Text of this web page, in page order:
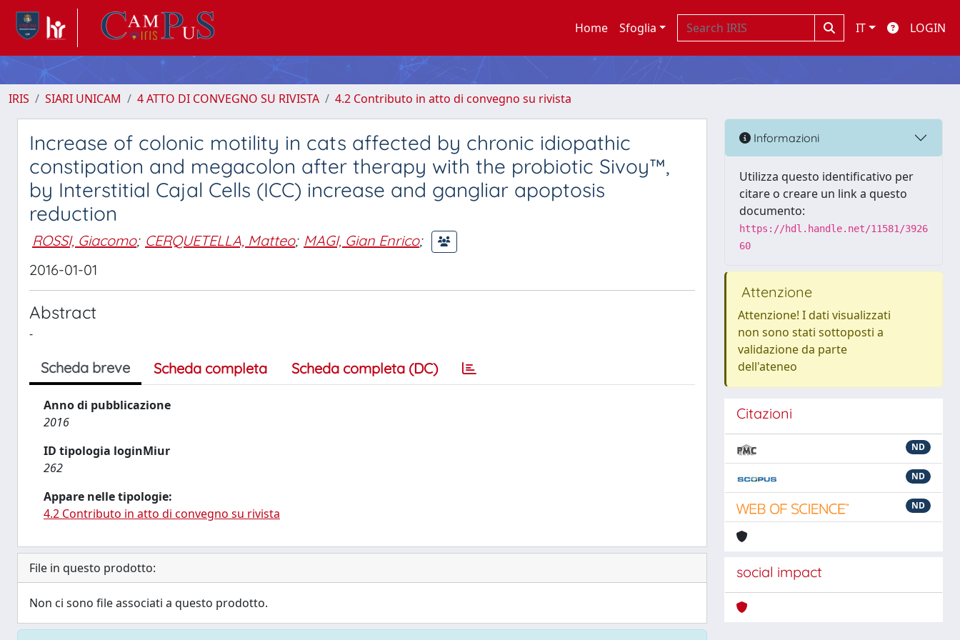
Home Sfoglia IT LOGIN
IRIS SIARI UNICAM 4 ATTO DI CONVEGNO SU RIVISTA 4.2 Contributo in atto di convegno su rivista
Increase of colonic motility in cats affected by chronic idiopathic
constipation and megacolon after therapy with the probiotic Sivoy™,
by Interstitial Cajal Cells (ICC) increase and gangliar apoptosis
reduction
ROSSI, Giacomo; CERQUETELLA, Matteo; MAGI, Gian Enrico;
2016-01-01
Abstract
-
Scheda breve Scheda completa Scheda completa (DC)
Anno di pubblicazione
2016
ID tipologia loginMiur
262
Appare nelle tipologie:
4.2 Contributo in atto di convegno su rivista
File in questo prodotto:
Non ci sono file associati a questo prodotto.
Informazioni
Utilizza questo identificativo per
citare o creare un link a questo
documento:
https://hdl.handle.net/11581/3926
60
Attenzione
Attenzione! I dati visualizzati
non sono stati sottoposti a
validazione da parte
dell'ateneo
Citazioni
ND
ND
ND
social impact